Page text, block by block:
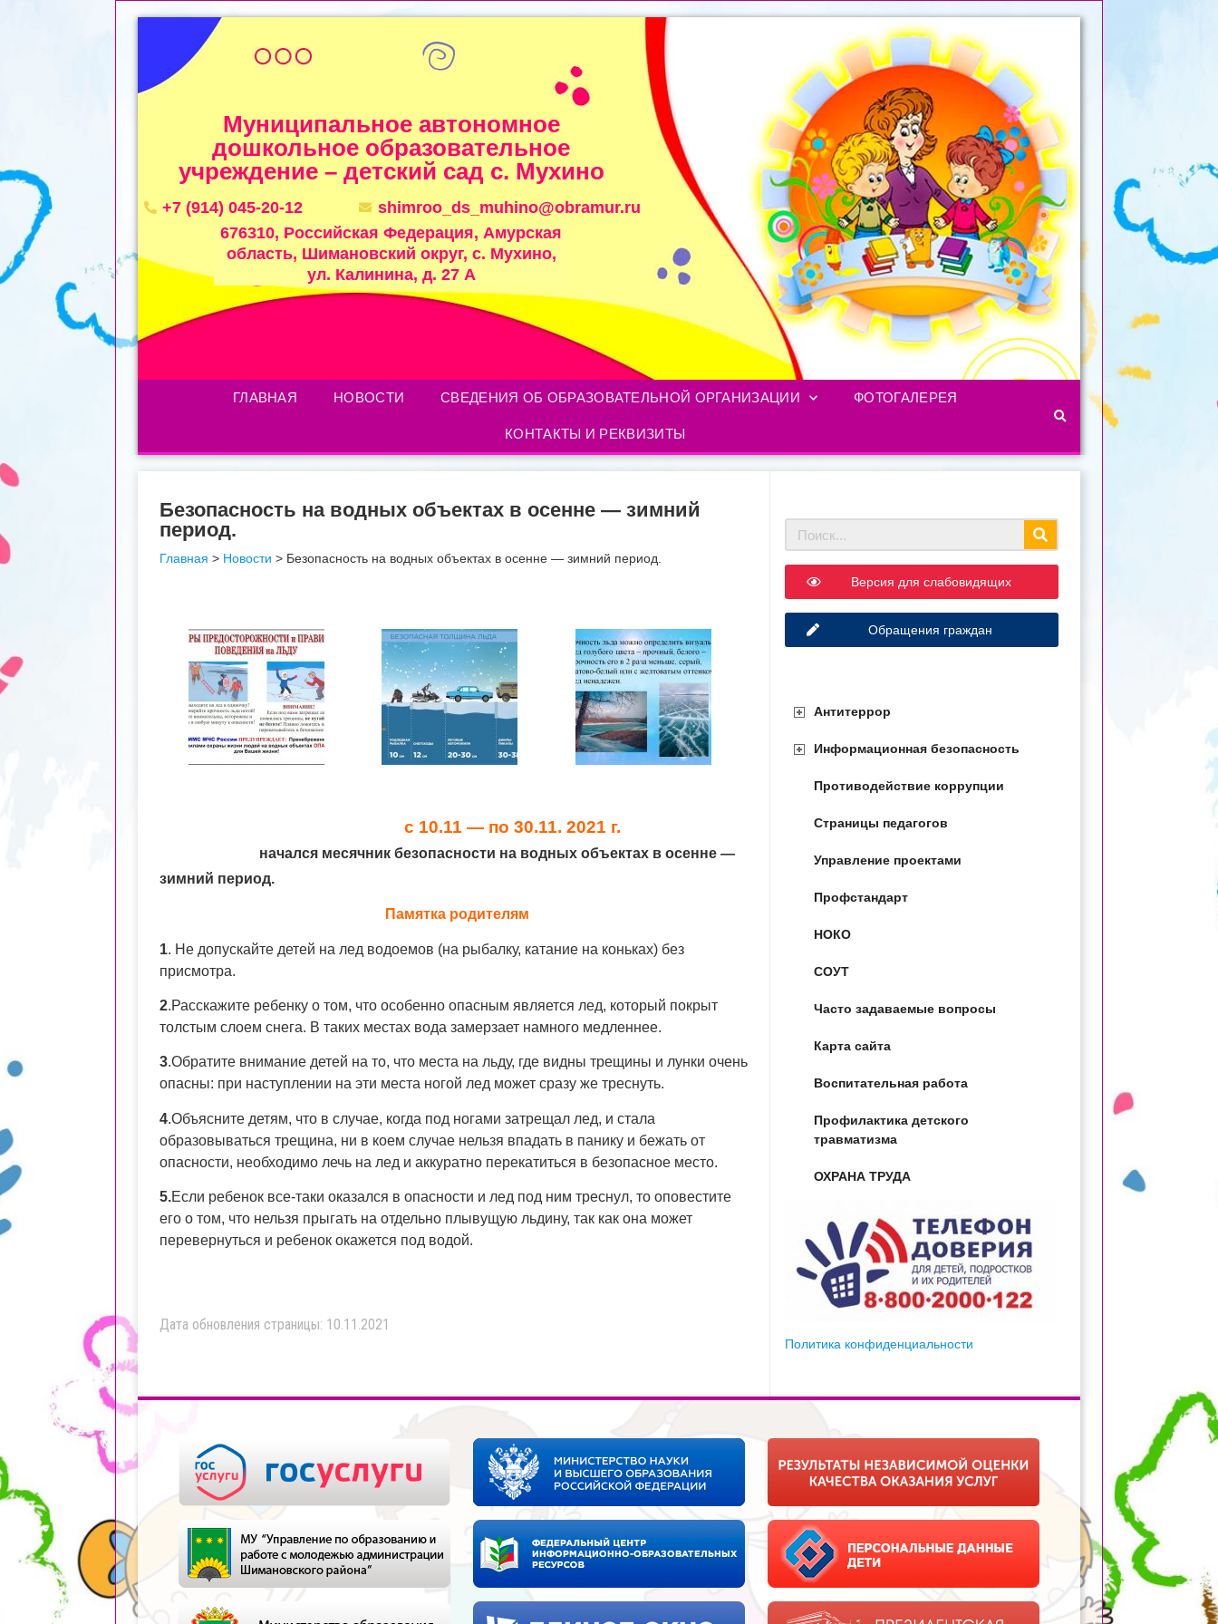
Муниципальное автономное
дошкольное образовательное
учреждение – детский сад с. Мухино
+7 (914) 045-20-12
shimroo_ds_muhino@obramur.ru
676310, Российская Федерация, Амурская
область, Шимановский округ, с. Мухино,
ул. Калинина, д. 27 А
ГЛАВНАЯ НОВОСТИ СВЕДЕНИЯ ОБ ОБРАЗОВАТЕЛЬНОЙ ОРГАНИЗАЦИИ ФОТОГАЛЕРЕЯ
КОНТАКТЫ И РЕКВИЗИТЫ
Безопасность на водных объектах в осенне — зимний
период.
Главная > Новости > Безопасность на водных объектах в осенне — зимний период.
с 10.11 — по 30.11. 2021 г.
начался месячник безопасности на водных объектах в осенне —
зимний период.
Памятка родителям
1. Не допускайте детей на лед водоемов (на рыбалку, катание на коньках) без
присмотра.
2.Расскажите ребенку о том, что особенно опасным является лед, который покрыт
толстым слоем снега. В таких местах вода замерзает намного медленнее.
3.Обратите внимание детей на то, что места на льду, где видны трещины и лунки очень
опасны: при наступлении на эти места ногой лед может сразу же треснуть.
4.Объясните детям, что в случае, когда под ногами затрещал лед, и стала
образовываться трещина, ни в коем случае нельзя впадать в панику и бежать от
опасности, необходимо лечь на лед и аккуратно перекатиться в безопасное место.
5.Если ребенок все-таки оказался в опасности и лед под ним треснул, то оповестите
его о том, что нельзя прыгать на отдельно плывущую льдину, так как она может
перевернуться и ребенок окажется под водой.
Дата обновления страницы: 10.11.2021
Версия для слабовидящих
Обращения граждан
Антитеррор
Информационная безопасность
Противодействие коррупции
Страницы педагогов
Управление проектами
Профстандарт
НОКО
СОУТ
Часто задаваемые вопросы
Карта сайта
Воспитательная работа
Профилактика детского
травматизма
ОХРАНА ТРУДА
Политика конфиденциальности